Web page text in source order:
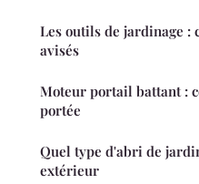
Les outils de jardinage :
avisés
Moteur portail battant :
portée
Quel type d'abri de
extérieur